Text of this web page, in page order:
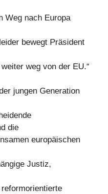
Weg nach Europa
bewegt Präsident
weg von der EU.“
jungen Generation
die
europäischen
Justiz,